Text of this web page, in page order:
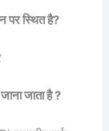
पर स्थित है?
जाता है ?